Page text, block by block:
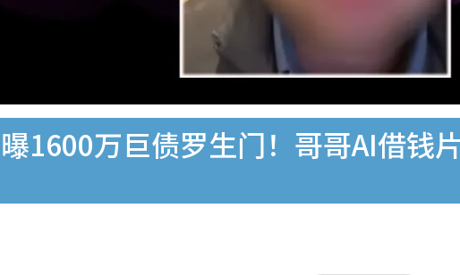
1600万巨债罗生门！哥哥AI借钱